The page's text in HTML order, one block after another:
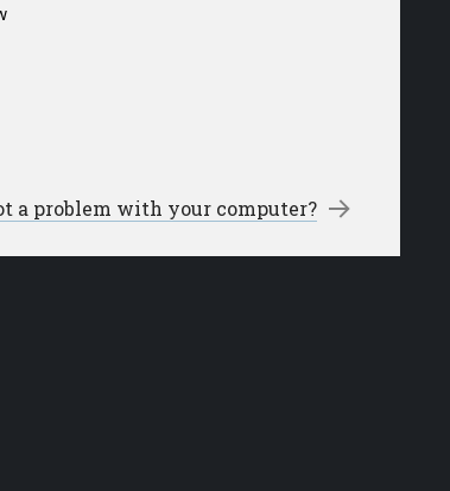
a problem with your computer? →